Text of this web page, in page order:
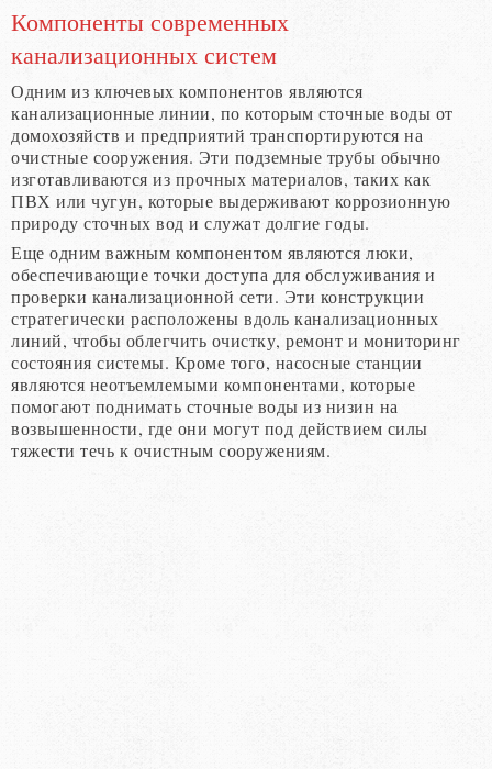
Компоненты современных
канализационных систем
Одним из ключевых компонентов являются
канализационные линии, по которым сточные воды от
домохозяйств и предприятий транспортируются на
очистные сооружения. Эти подземные трубы обычно
изготавливаются из прочных материалов, таких как
ПВХ или чугун, которые выдерживают коррозионную
природу сточных вод и служат долгие годы.
Еще одним важным компонентом являются люки,
обеспечивающие точки доступа для обслуживания и
проверки канализационной сети. Эти конструкции
стратегически расположены вдоль канализационных
линий, чтобы облегчить очистку, ремонт и мониторинг
состояния системы. Кроме того, насосные станции
являются неотъемлемыми компонентами, которые
помогают поднимать сточные воды из низин на
возвышенности, где они могут под действием силы
тяжести течь к очистным сооружениям.